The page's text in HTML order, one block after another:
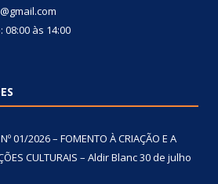
às 14:00
01/2026 – FOMENTO À CRIAÇÃO E A
CULTURAIS – Aldir Blanc30 de julho